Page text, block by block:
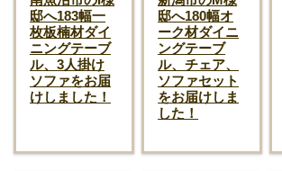
邸へ183幅一
枚板楠材ダイ
ニングテーブ
ル、3人掛け
ソファをお届
けしました！
邸へ180幅オ
ーク材ダイニ
ングテーブ
ル、チェア、
ソファセット
をお届けしま
した！